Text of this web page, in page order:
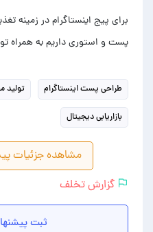
برای پیج اینستاگرام در زمینه
پست و استوری داریم به همراه
طراحی پست اینستاگرام تولید
بازاریابی دیجیتال
مشاهده جزئیات
گزارش تخلف
ثبت